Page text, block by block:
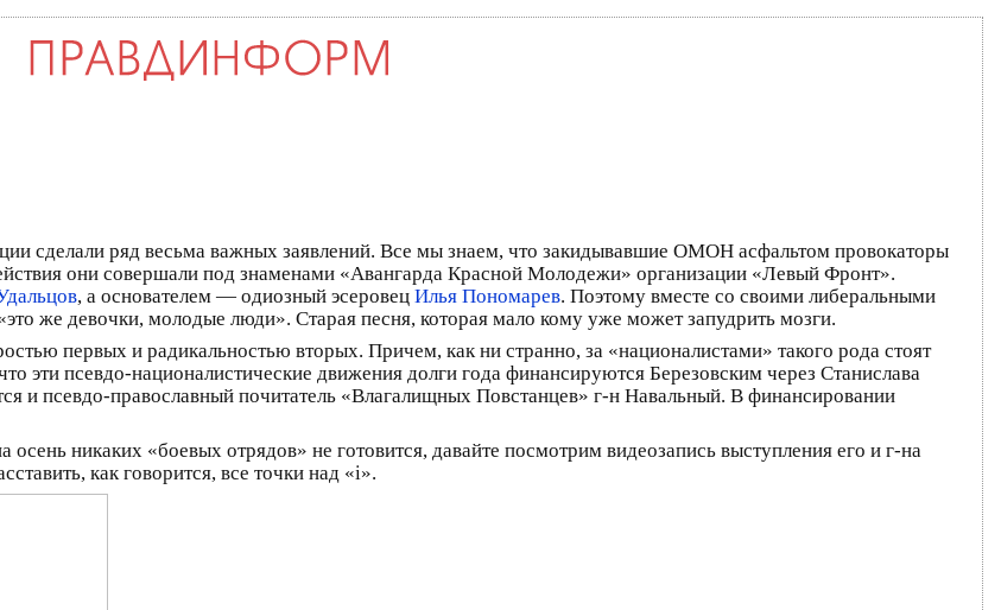
сделали ряд весьма важных заявлений. Все мы знаем, что закидывавшие ОМОН асфальтом провокаторы
они совершали под знаменами «Авангарда Красной Молодежи» организации «Левый Фронт».
, а основателем — одиозный эсеровец Илья Пономарев. Поэтому вместе со своими либеральными
же девочки, молодые люди». Старая песня, которая мало кому уже может запудрить мозги.
первых и радикальностью вторых. Причем, как ни странно, за «националистами» такого рода стоят
эти псевдо-националистические движения долги года финансируются Березовским через Станислава
и псевдо-православный почитатель «Влагалищных Повстанцев» г-н Навальный. В финансировании
осень никаких «боевых отрядов» не готовится, давайте посмотрим видеозапись выступления его и г-на
как говорится, все точки над «i».